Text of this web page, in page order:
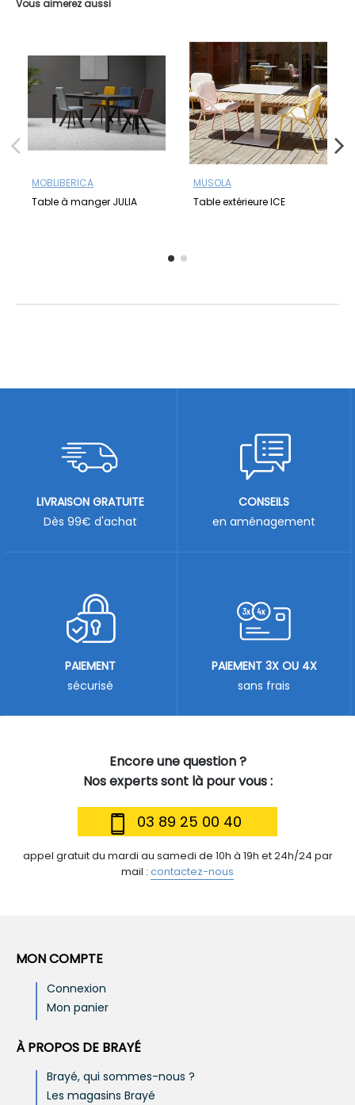
Vous aimerez aussi
MOBLIBERICA
Table à manger JULIA
MUSOLA
Table extérieure ICE
Encore une question ?
Nos experts sont là pour vous :
03 89 25 00 40
appel gratuit du mardi au samedi de 10h à 19h et 24h/24 par
mail : contactez-nous
LIVRAISON GRATUITE
Dès 99€ d'achat
CONSEILS
en aménagement
PAIEMENT
sécurisé
PAIEMENT 3X OU 4X
sans frais
MON COMPTE
Connexion
Mon panier
À PROPOS DE BRAYÉ
Brayé, qui sommes-nous ?
Les magasins Brayé